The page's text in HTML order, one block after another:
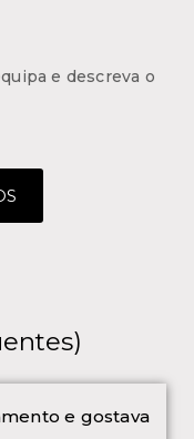
e descreva o
e gostava